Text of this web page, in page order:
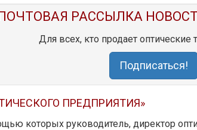
РАССЫЛКА
Для всех, кто продает оптические
Подписаться!
ПРЕДПРИЯТИЯ»
которых руководитель, директор